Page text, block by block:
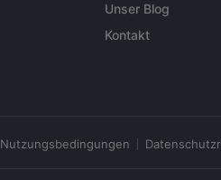
Unser Blog
Kontakt
Nutzungsbedingungen